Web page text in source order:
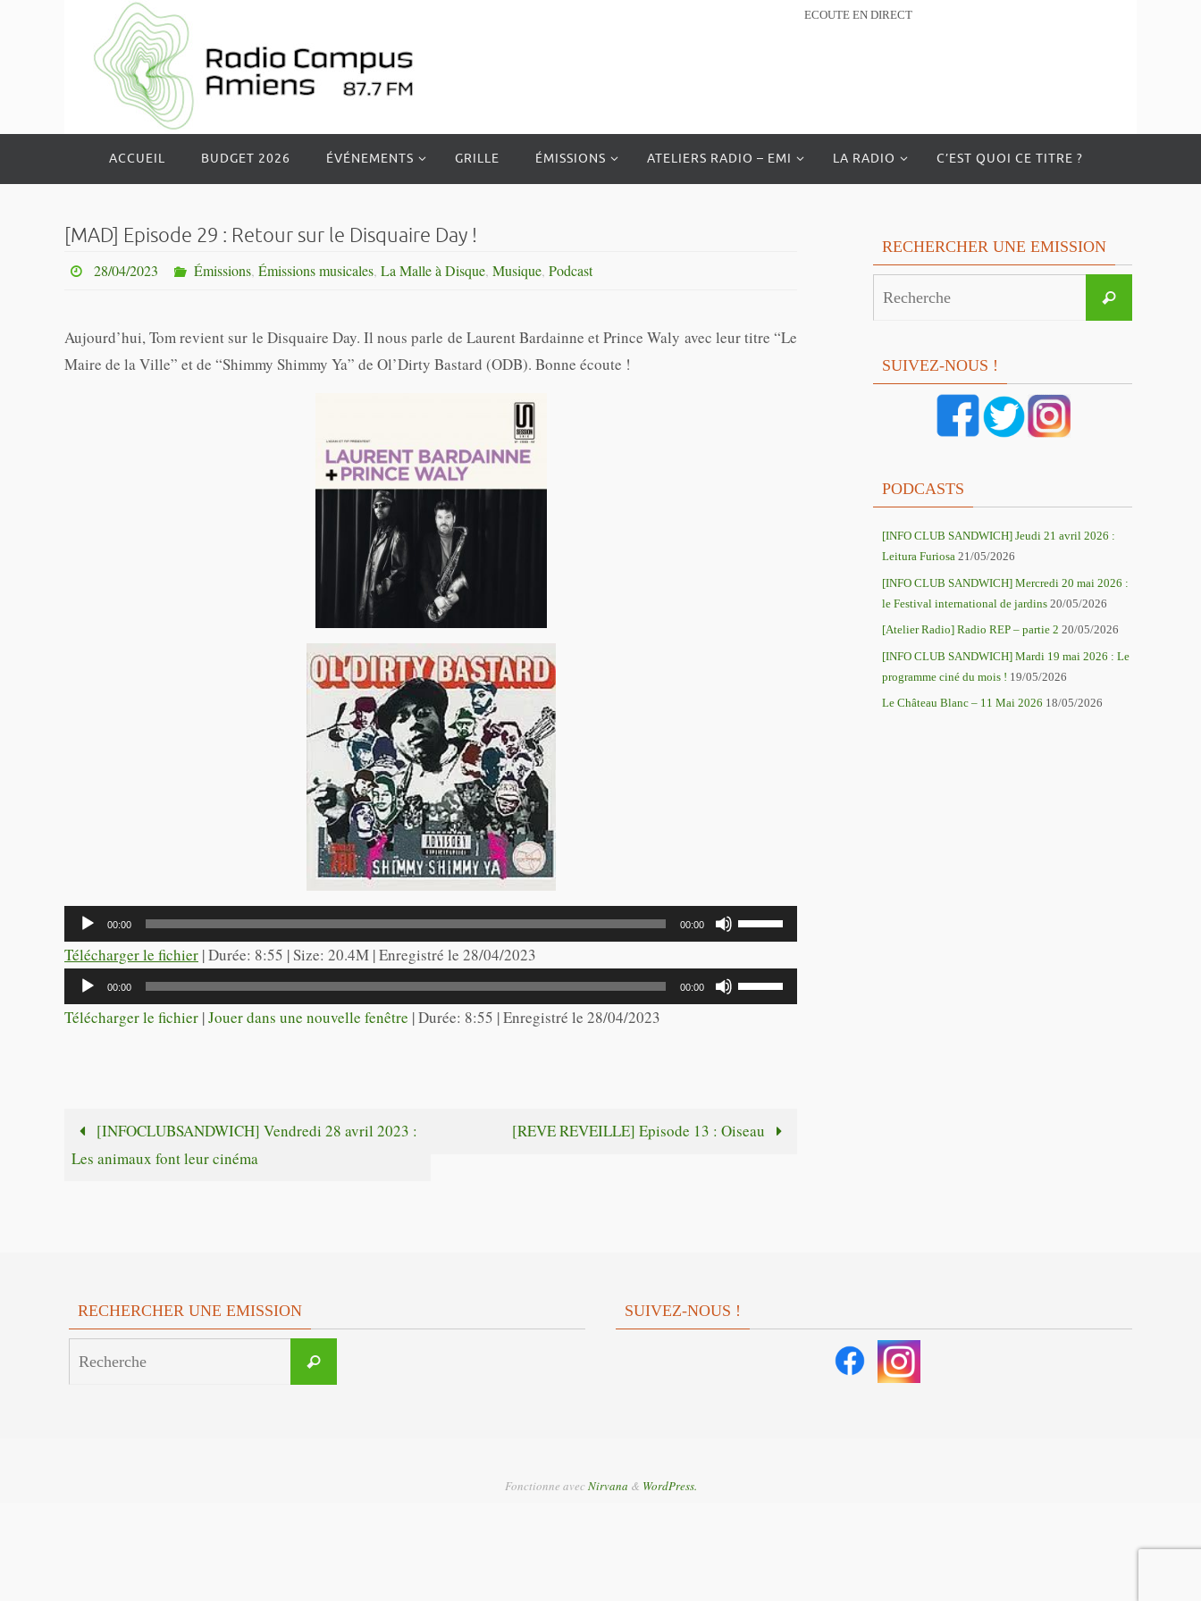
ECOUTE EN DIRECT
le
ACCUEIL BUDGET 2026 ÉVÉNEMENTS GRILLE ÉMISSIONS ATELIERS RADIO – EMI LA RADIO C’EST QUOI CE TITRE ?
[MAD] Episode 29 : Retour sur le Disquaire Day !
28/04/2023 Émissions, Émissions musicales, La Malle à Disque, Musique, Podcast
Aujourd’hui, Tom revient sur le Disquaire Day. Il nous parle de Laurent Bardainne et Prince Waly avec leur titre “Le
Maire de la Ville” et de “Shimmy Shimmy Ya” de Ol’Dirty Bastard (ODB). Bonne écoute !
Lecteur
audio
00:00 00:00
Utilisez
les
flèches
le
Télécharger le fichier | Durée: 8:55 | Size: 20.4M | Enregistré le 28/04/2023
Lecteur
audio
00:00 00:00
Utilisez
les
ou
Télécharger le fichier |Jouer dans une nouvelle fenêtre |Durée: 8:55 |Enregistré le 28/04/2023
[INFOCLUBSANDWICH] Vendredi 28 avril 2023 :
Les animaux font leur cinéma
[REVE REVEILLE] Episode 13 : Oiseau
RECHERCHER UNE EMISSION
Recherche
SUIVEZ-NOUS !
PODCASTS
[INFO CLUB SANDWICH] Jeudi 21 avril 2026 :
Leitura Furiosa 21/05/2026
[INFO CLUB SANDWICH] Mercredi 20 mai 2026 :
le Festival international de jardins 20/05/2026
[Atelier Radio] Radio REP – partie 2 20/05/2026
[INFO CLUB SANDWICH] Mardi 19 mai 2026 : Le
programme ciné du mois ! 19/05/2026
Le Château Blanc – 11 Mai 2026 18/05/2026
RECHERCHER UNE EMISSION
Recherche
SUIVEZ-NOUS !
Fonctionne avec Nirvana & WordPress.